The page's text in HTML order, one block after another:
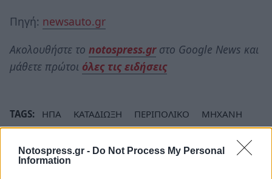
Notospress.gr - Do Not Process My Personal
Information
Πηγή: newsauto.gr
Ακολουθήστε το notospress.grστο Google News και
μάθετε πρώτοι όλες τις ειδήσεις
TAGS: ΗΠΑ ΚΑΤΑΔΙΩΞΗ ΠΕΡΙΠΟΛΙΚΟ
ΜΗΧΑΝΗ